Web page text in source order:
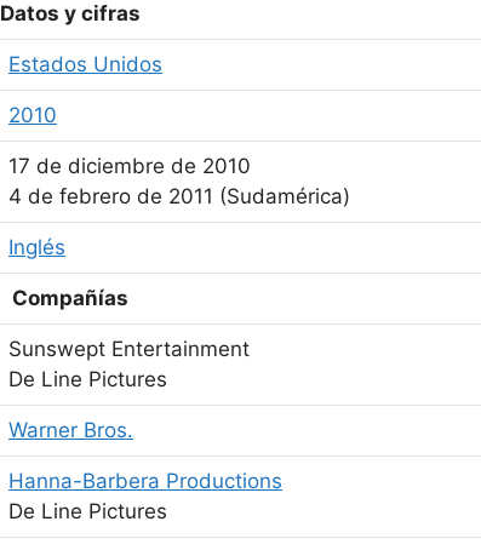
Datos y cifras
Estados Unidos
2010
17 de diciembre de 2010
4 de febrero de 2011 (Sudamérica)
Inglés
Compañías
Sunswept Entertainment
De Line Pictures
Warner Bros.
Hanna-Barbera Productions
De Line Pictures